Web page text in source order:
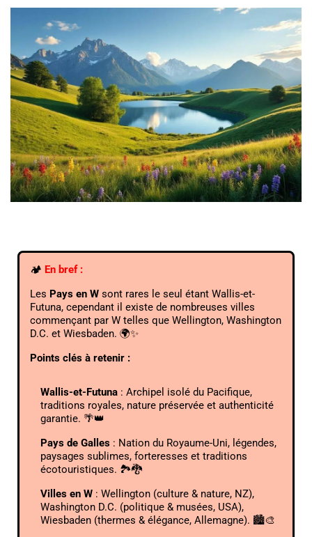
🏕️ En bref :
Les Pays en W sont rares le seul étant Wallis-et-
Futuna, cependant il existe de nombreuses villes
commençant par W telles que Wellington, Washington
D.C. et Wiesbaden. 🌍✨
Points clés à retenir :
Wallis-et-Futuna : Archipel isolé du Pacifique,
traditions royales, nature préservée et authenticité
garantie. 🌴👑
Pays de Galles : Nation du Royaume-Uni, légendes,
paysages sublimes, forteresses et traditions
écotouristiques. 🏞️🐉
Villes en W : Wellington (culture & nature, NZ),
Washington D.C. (politique & musées, USA),
Wiesbaden (thermes & élégance, Allemagne). 🏙️🎨